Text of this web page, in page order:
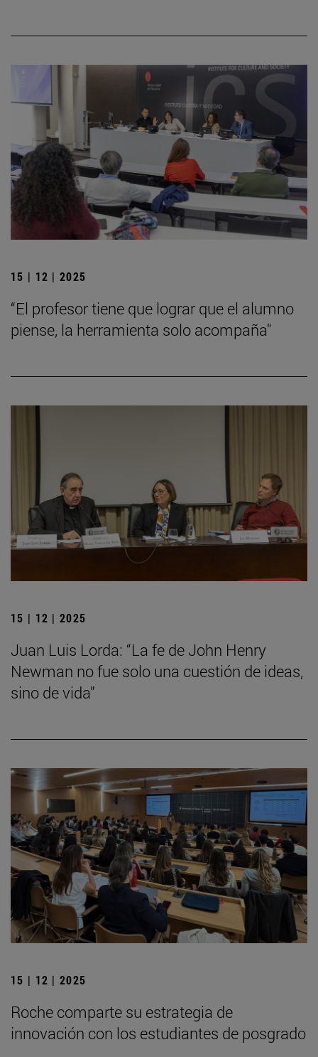
15 | 12 | 2025
“El profesor tiene que lograr que el alumno
piense, la herramienta solo acompaña"
15 | 12 | 2025
Juan Luis Lorda: “La fe de John Henry
Newman no fue solo una cuestión de ideas,
sino de vida”
15 | 12 | 2025
Roche comparte su estrategia de
innovación con los estudiantes de posgrado